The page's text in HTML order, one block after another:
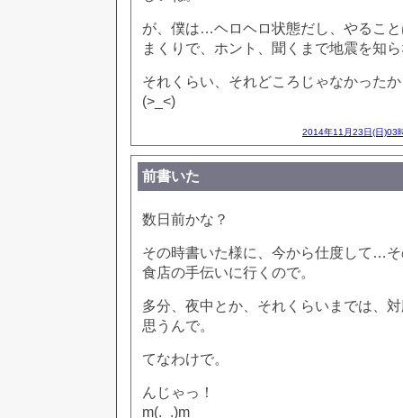
が、僕は…ヘロヘロ状態だし、やるこ
まくりで、ホント、聞くまで地震を知
それくらい、それどころじゃなかった
(>_<)
2014年11月23日(日)03
前書いた
数日前かな？
その時書いた様に、今から仕度して…
食店の手伝いに行くので。
多分、夜中とか、それくらいまでは、
思うんで。
てなわけで。
んじゃっ！
m(._.)m